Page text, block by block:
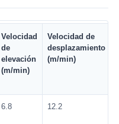
Velocidad
de
elevación
(m/min)
Velocidad de
desplazamiento
(m/min)
6.8 12.2